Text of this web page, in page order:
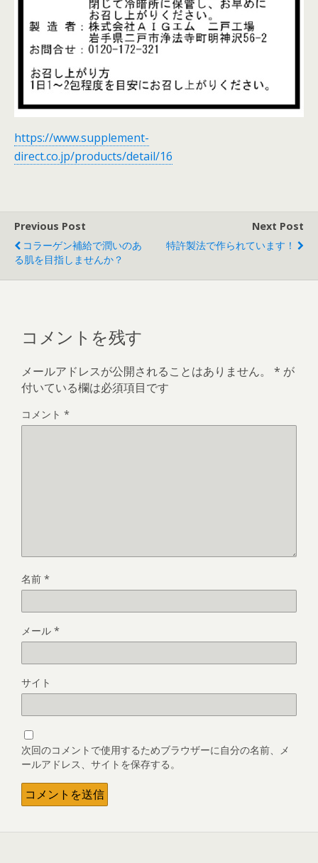
https://www.supplement-
direct.co.jp/products/detail/16
Previous Post
コラーゲン補給で潤いのあ
る肌を目指しませんか？
Next Post
特許製法で作られています！
コメントを残す
メールアドレスが公開されることはありません。 * が
付いている欄は必須項目です
コメント *
名前 *
メール *
サイト
次回のコメントで使用するためブラウザーに自分の名前、メ
ールアドレス、サイトを保存する。